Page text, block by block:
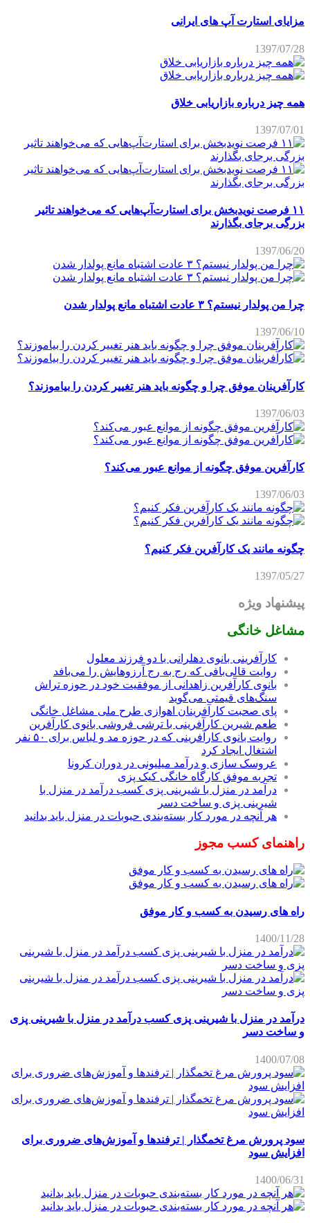
مزایای استارت آپ های ایرانی
1397/07/28
همه چیز درباره بازاریابی خلاق
1397/07/01
۱۱ فرصت نویدبخش برای استارت‌آپ‌هایی که می‌خواهند تاثیر
بزرگی برجای بگذارند
1397/06/20
چرا من پولدار نیستم؟ ۳ عادت اشتباه مانع پولدار شدن
1397/06/10
کارآفرینان موفق چرا و چگونه باید هنر تغییر کردن را بیاموزند؟
1397/06/03
کارآفرین موفق چگونه از موانع عبور می‌کند؟
1397/06/03
چگونه مانند یک کارآفرین فکر کنیم؟
1397/05/27
پیشنهاد ویژه
مشاغل خانگی
کارآفرینی بانوی دهلرانی با دو فرزند معلول
روایت قالی‌بافی که رج به رج آرزوهایش را می‌بافد
بانوی کارآفرین زاهدانی از موفقیت خود در حوزه تراش
سنگ‌های قیمتی می‌گوید
پای صحبت کارآفرینان اهوازی طرح ملی مشاغل خانگی
طعم شیرین کارآفرینی با ترشی فروشی بانوی کارآفرین
روایت بانوی کارآفرینی که در حوزه مد و لباس برای ۵۰ نفر
اشتغال ایجاد کرد
عروسک سازی و درآمد میلیونی در دوران کرونا
تجربه موفق کارگاه خانگی کیک پزی
درآمد در منزل با شیرینی پزی کسب درآمد در منزل با
شیرینی پزی و ساخت دسر
هر آنچه در مورد کار بسته‌بندی حبوبات در منزل باید بدانید
راهنمای کسب مجوز
راه های رسیدن به کسب و کار موفق
1400/11/28
درآمد در منزل با شیرینی پزی کسب درآمد در منزل با شیرینی پزی
و ساخت دسر
1400/07/08
سود پرورش مرغ تخمگذار | ترفندها و آموزش‌های ضروری برای
افزایش سود
1400/06/31